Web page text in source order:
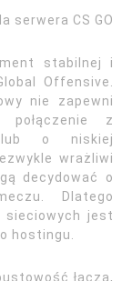
serwera CS GO
stabilnej i
Offensive.
nie zapewni
połączenie z
lub o niskiej
wrażliwi
decydować o
Dlatego
sieciowych jest
hostingu.
łącza,